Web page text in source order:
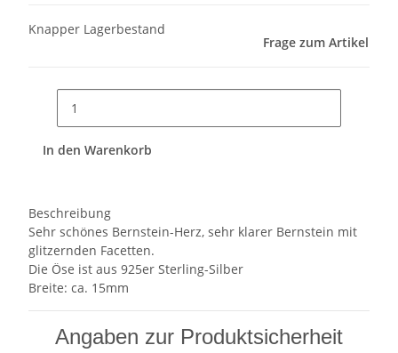
Knapper Lagerbestand
Frage zum Artikel
In den Warenkorb
Beschreibung
Sehr schönes Bernstein-Herz, sehr klarer Bernstein mit
glitzernden Facetten.
Die Öse ist aus 925er Sterling-Silber
Breite: ca. 15mm
Angaben zur Produktsicherheit